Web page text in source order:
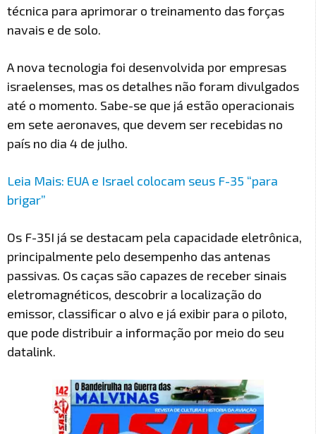
técnica para aprimorar o treinamento das forças
navais e de solo.
A nova tecnologia foi desenvolvida por empresas
israelenses, mas os detalhes não foram divulgados
até o momento. Sabe-se que já estão operacionais
em sete aeronaves, que devem ser recebidas no
país no dia 4 de julho.
Leia Mais: EUA e Israel colocam seus F-35 “para
brigar”
Os F-35I já se destacam pela capacidade eletrônica,
principalmente pelo desempenho das antenas
passivas. Os caças são capazes de receber sinais
eletromagnéticos, descobrir a localização do
emissor, classificar o alvo e já exibir para o piloto,
que pode distribuir a informação por meio do seu
datalink.